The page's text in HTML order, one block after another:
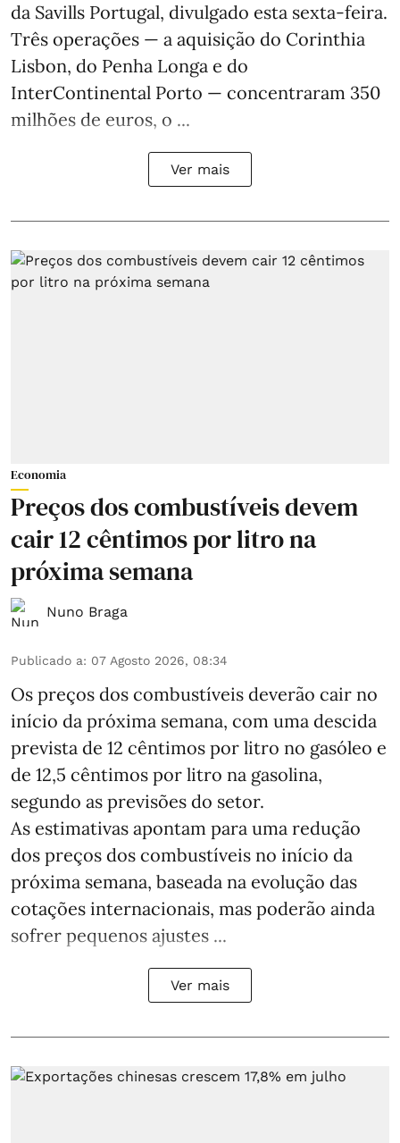
da Savills Portugal, divulgado esta sexta-feira.
Três operações — a aquisição do Corinthia
Lisbon, do Penha Longa e do
InterContinental Porto — concentraram 350
milhões de euros, o ...
Ver mais
Economia
Preços dos combustíveis devem
cair 12 cêntimos por litro na
próxima semana
Nuno Braga
Publicado a: 07 Agosto 2026, 08:34
Os preços dos combustíveis deverão cair no
início da próxima semana, com uma descida
prevista de 12 cêntimos por litro no gasóleo e
de 12,5 cêntimos por litro na gasolina,
segundo as previsões do setor.
As estimativas apontam para uma redução
dos preços dos combustíveis no início da
próxima semana, baseada na evolução das
cotações internacionais, mas poderão ainda
sofrer pequenos ajustes ...
Ver mais